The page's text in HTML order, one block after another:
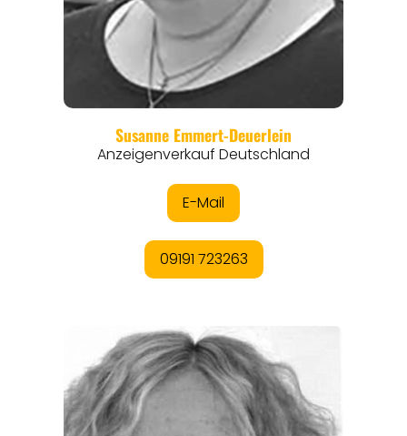
ORTE
REISEFÜHRER
REISEMAGAZINE
THEMEN
ANGEBOTE